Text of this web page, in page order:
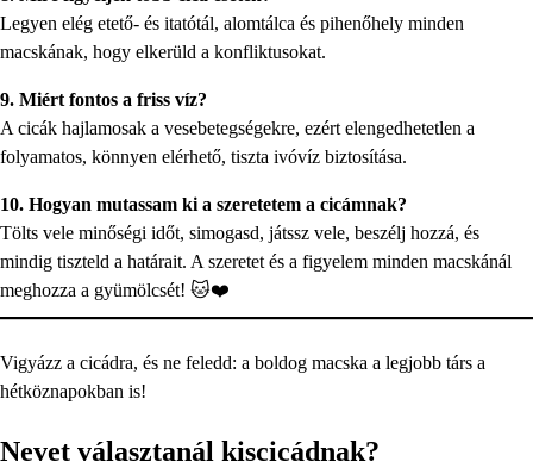
Legyen elég etető- és itatótál, alomtálca és pihenőhely minden
macskának, hogy elkerüld a konfliktusokat.
9. Miért fontos a friss víz?
A cicák hajlamosak a vesebetegségekre, ezért elengedhetetlen a
folyamatos, könnyen elérhető, tiszta ivóvíz biztosítása.
10. Hogyan mutassam ki a szeretetem a cicámnak?
Tölts vele minőségi időt, simogasd, játssz vele, beszélj hozzá, és
mindig tiszteld a határait. A szeretet és a figyelem minden macskánál
meghozza a gyümölcsét! 🐱❤️
Vigyázz a cicádra, és ne feledd: a boldog macska a legjobb társ a
hétköznapokban is!
Nevet választanál kiscicádnak?